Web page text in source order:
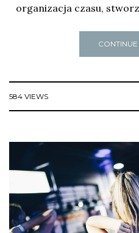
organizacja czasu,
584 VIEWS